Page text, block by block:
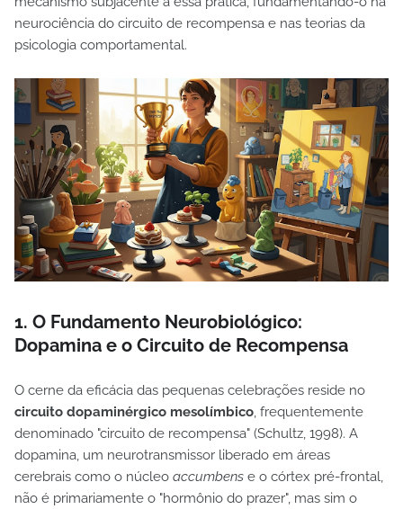
neurociência do circuito de recompensa e nas teorias da
psicologia comportamental.
1. O Fundamento Neurobiológico:
Dopamina e o Circuito de Recompensa
O cerne da eficácia das pequenas celebrações reside no
circuito dopaminérgico mesolímbico, frequentemente
denominado "circuito de recompensa" (Schultz, 1998). A
dopamina, um neurotransmissor liberado em áreas
cerebrais como o núcleo accumbens e o córtex pré-frontal,
não é primariamente o "hormônio do prazer", mas sim o